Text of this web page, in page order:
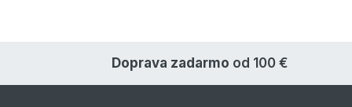
Doprava zadarmo od 100 €